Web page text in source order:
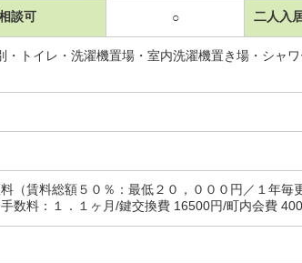
談可 ○ 二人入
・トイレ・洗濯機置場・室内洗濯機置き場・シャ
（賃料総額５０％：最低２０，０００円／１年毎
数料：１．１ヶ月/鍵交換費 16500円/町内会費